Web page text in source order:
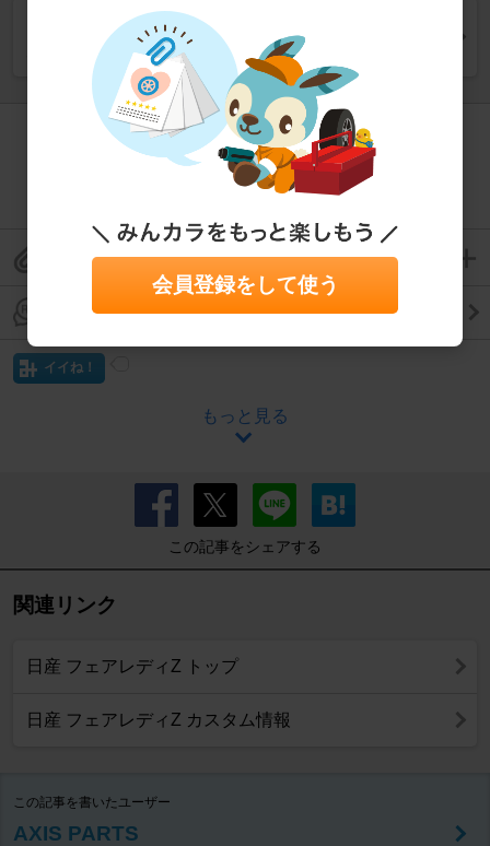
フェアレディZ のグッズ・アクセサリーの整備手帳を
この整備が難しいと思ったら、プロに相談！
お問合せ
この整備手帳をクリップして保存
この整備手帳のコメントを見る
イイね！
もっと見る
この記事をシェアする
関連リンク
日産 フェアレディZ トップ
日産 フェアレディZ カスタム情報
この記事を書いたユーザー
AXIS PARTS
会員登録をして使う